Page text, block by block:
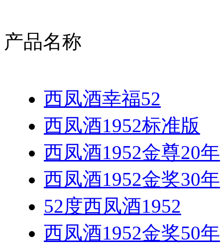
产品名称
西凤酒幸福52
西凤酒1952标准版
西凤酒1952金尊20年
西凤酒1952金奖30年
52度西凤酒1952
西凤酒1952金奖50年